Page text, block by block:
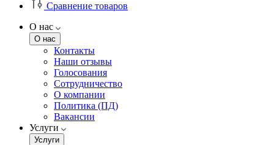
Сравнение товаров
О нас
О нас
Контакты
Наши отзывы
Голосования
Сотрудничество
О компании
Политика (ПД)
Вакансии
Услуги
Услуги